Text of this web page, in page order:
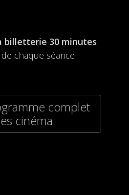
billetterie 30 minutes
chaque séance
complet
cinéma